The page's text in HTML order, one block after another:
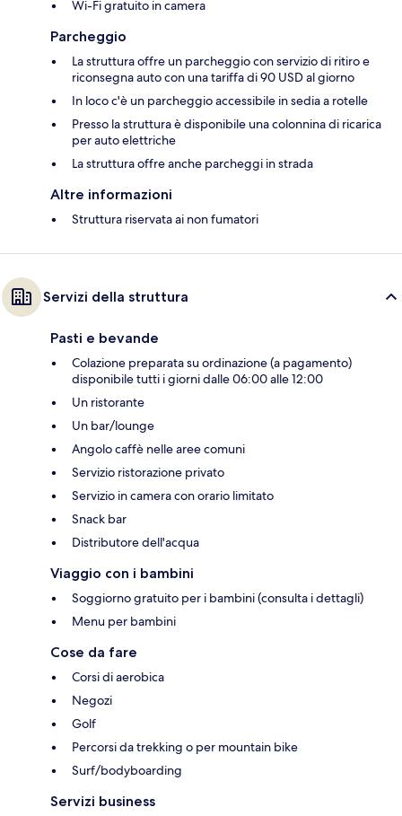
Wi-Fi gratuito in camera
Parcheggio
La struttura offre un parcheggio con servizio di ritiro e
riconsegna auto con una tariffa di 90 USD al giorno
In loco c'è un parcheggio accessibile in sedia a rotelle
Presso la struttura è disponibile una colonnina di ricarica
per auto elettriche
La struttura offre anche parcheggi in strada
Altre informazioni
Struttura riservata ai non fumatori
Servizi della struttura
Pasti e bevande
Colazione preparata su ordinazione (a pagamento)
disponibile tutti i giorni dalle 06:00 alle 12:00
Un ristorante
Un bar/lounge
Angolo caffè nelle aree comuni
Servizio ristorazione privato
Servizio in camera con orario limitato
Snack bar
Distributore dell'acqua
Viaggio con i bambini
Soggiorno gratuito per i bambini (consulta i dettagli)
Menu per bambini
Cose da fare
Corsi di aerobica
Negozi
Golf
Percorsi da trekking o per mountain bike
Surf/bodyboarding
Servizi business